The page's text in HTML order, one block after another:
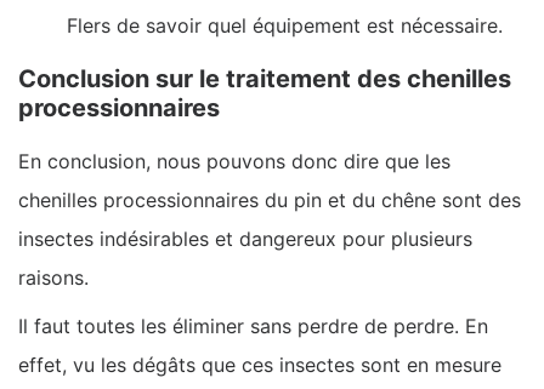
Flers de savoir quel équipement est nécessaire.
Conclusion sur le traitement des chenilles
processionnaires
En conclusion, nous pouvons donc dire que les
chenilles processionnaires du pin et du chêne sont des
insectes indésirables et dangereux pour plusieurs
raisons.
Il faut toutes les éliminer sans perdre de perdre. En
effet, vu les dégâts que ces insectes sont en mesure